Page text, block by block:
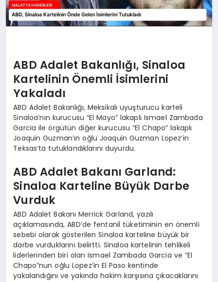
SPOR
ABD Adalet Bakanlığı, Sinaloa
Kartelinin Önemli İsimlerini
Yakaladı
ABD Adalet Bakanlığı, Meksikalı uyuşturucu karteli
Sinaloa’nın kurucusu “El Mayo” lakaplı Ismael Zambada
Garcia ile örgütün diğer kurucusu “El Chapo” lakaplı
Joaquin Guzman’ın oğlu Joaquin Guzman Lopez’in
Teksas’ta tutuklandıklarını duyurdu.
ABD Adalet Bakanı Garland:
Sinaloa Karteline Büyük Darbe
Vurduk
ABD Adalet Bakanı Merrick Garland, yazılı
açıklamasında, ABD’de fentanil tüketiminin en önemli
sebebi olarak gösterilen Sinaloa karteline büyük bir
darbe vurduklarını belirtti. Sinaloa kartelinin tehlikeli
liderlerinden biri olan Ismael Zambada Garcia ve “El
Chapo”nun oğlu Lopez’in El Paso kentinde
yakalandığını ve yakında hakim karşısına çıkacaklarını